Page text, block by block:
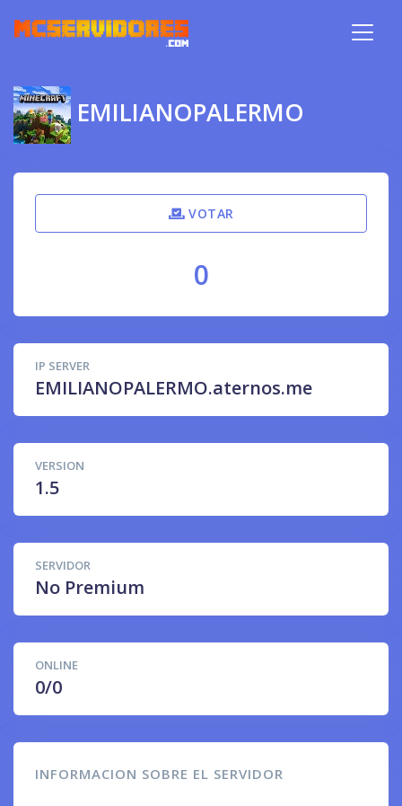
EMILIANOPALERMO
IP SERVER
EMILIANOPALERMO.aternos.me
VERSION
1.5
SERVIDOR
No Premium
ONLINE
0/0
VOTAR
0
INFORMACION SOBRE EL SERVIDOR